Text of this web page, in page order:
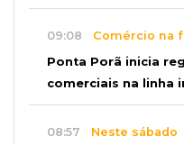
09:08 Comércio na
Ponta Porã inicia
comerciais na linha
08:57 Neste sábado